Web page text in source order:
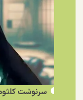
سرنوشت